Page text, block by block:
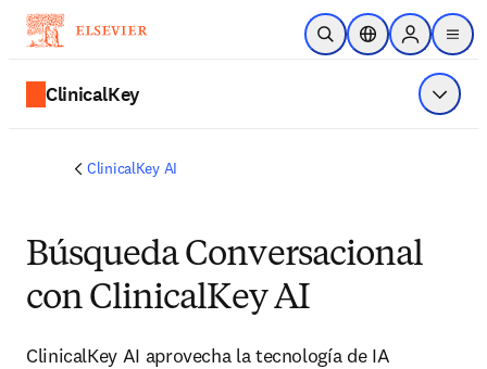
Saltar al contenido principal
Abrir búsqueda
Selector deSign in to
menu
ClinicalKey
ClinicalKey AI
Búsqueda Conversacional
con ClinicalKey AI
ClinicalKey AI aprovecha la tecnología de IA